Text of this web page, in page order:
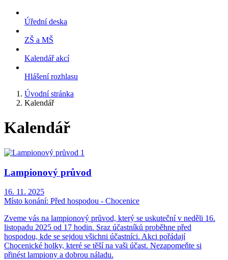
Úřední deska
ZŠ a MŠ
Kalendář akcí
Hlášení rozhlasu
Úvodní stránka
Kalendář
Kalendář
Lampionový průvod
16. 11. 2025
Místo konání: Před hospodou - Chocenice
Zveme vás na lampionový průvod, který se uskuteční v neděli 16.
listopadu 2025 od 17 hodin. Sraz účastníků proběhne před
hospodou, kde se sejdou všichni účastníci. Akci pořádají
Chocenické holky, které se těší na vaši účast. Nezapomeňte si
přinést lampiony a dobrou náladu.